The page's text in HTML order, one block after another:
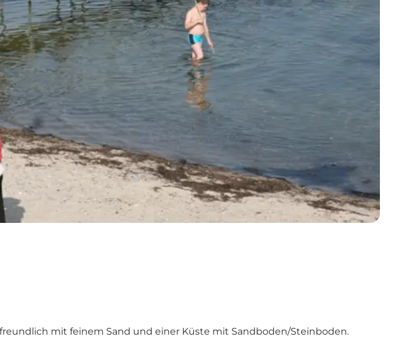
mit feinem Sand und einer Küste mit Sandboden/Steinboden.